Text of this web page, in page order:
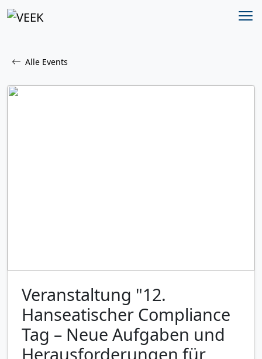
Alle Events
Veranstaltung "12.
Hanseatischer Compliance
Tag – Neue Aufgaben und
Herausforderungen für